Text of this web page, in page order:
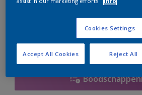
te bestellen. Houd de website in de
Cookies Settings
Reject All
Accept All Cookies